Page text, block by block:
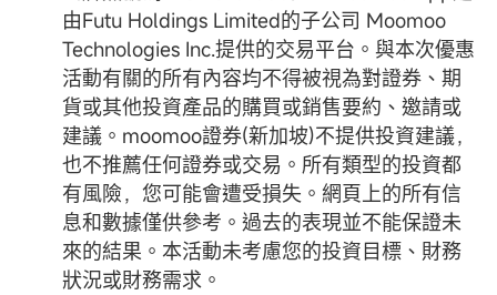
由Futu Holdings Limited的子公司 Moomoo
Technologies Inc.提供的交易平台。與本次優惠
活動有關的所有內容均不得被視為對證券、期
貨或其他投資產品的購買或銷售要約、邀請或
建議。moomoo證券(新加坡)不提供投資建議，
也不推薦任何證券或交易。所有類型的投資都
有風險，您可能會遭受損失。網頁上的所有信
息和數據僅供參考。過去的表現並不能保證未
來的結果。本活動未考慮您的投資目標、財務
狀況或財務需求。